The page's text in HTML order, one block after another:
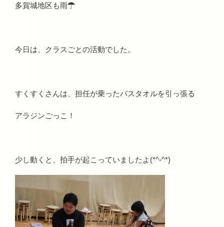
多賀城地区も雨☂
今日は、クラスごとの活動でした。
すくすくさんは、担任が乗ったバスタオルを引っ張る
アラジンごっこ！
少し動くと、拍手が起こっていましたよ(*^-^*)